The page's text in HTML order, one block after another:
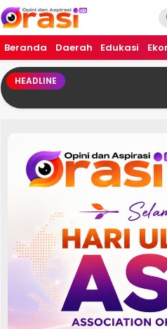
Orasi.ID
Opini dan Aspirasi!
Beranda Daerah Edukasi
HEADLINE